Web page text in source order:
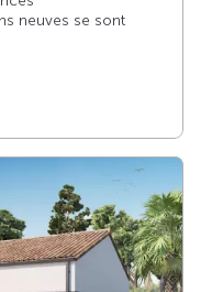
neuves se sont